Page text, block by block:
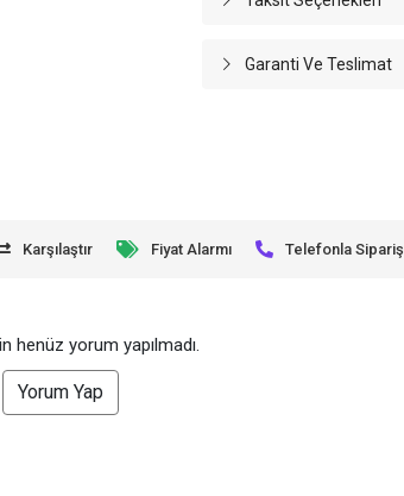
Garanti Ve Teslimat
Karşılaştır Fiyat Alarmı Telefonla Sipariş
henüz yorum yapılmadı.
Yorum Yap